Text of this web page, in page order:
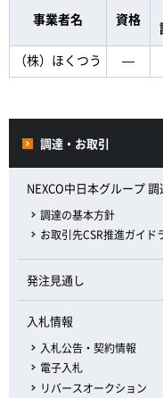
事業者名 資格
（株）ほくつう
―
調達・お取引
NEXCO中日本グループ
調達の基本方針
お取引先CSR推進ガイド
発注見通し
入札情報
入札公告・契約情報
電子入札
リバースオークション